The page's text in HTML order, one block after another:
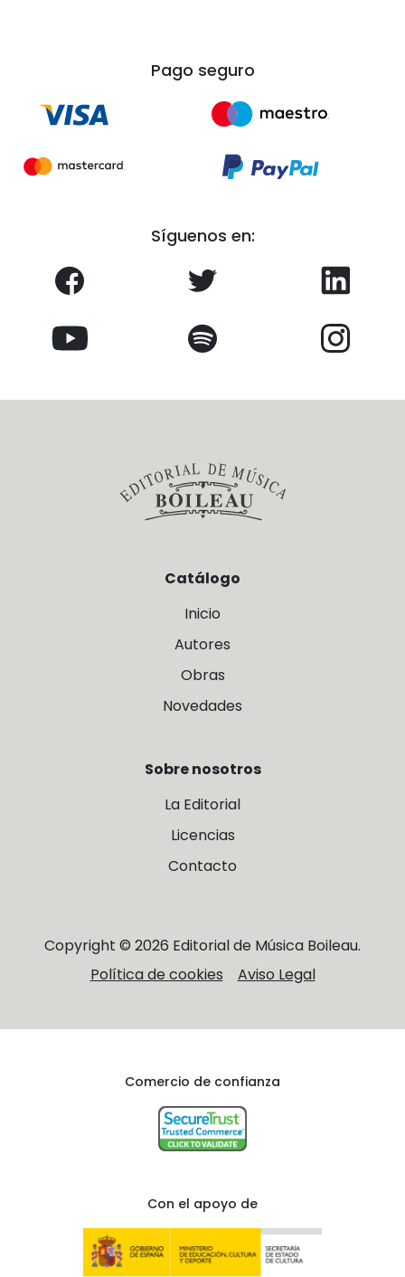
Pago seguro
Síguenos en:
Catálogo
Inicio
Autores
Obras
Novedades
Sobre nosotros
La Editorial
Licencias
Contacto
Copyright © 2026 Editorial de Música Boileau.
Política de cookies
Aviso Legal
Comercio de confianza
Con el apoyo de